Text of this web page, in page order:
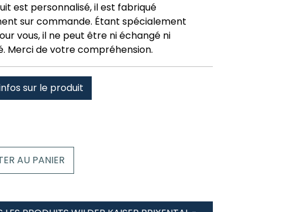
est personnalisé, il est fabriqué
sur commande. Étant spécialement
vous, il ne peut être ni échangé ni
Merci de votre compréhension.
sur le produit
AU PANIER